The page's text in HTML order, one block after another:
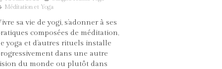
Méditation et Yoga
sa vie de yogi, s’adonner à ses
composées de méditation,
yoga et d’autres rituels installe
dans une autre
du monde ou plutôt dans